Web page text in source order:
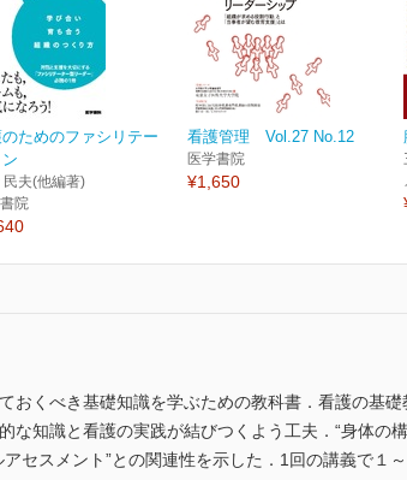
ためのファシリテー
民夫(他編著)
院
看護管理 Vol.27 No.12
医学書院
¥1,650
おくべき基礎知識を学ぶための教科書．看護の基
な知識と看護の実践が結びつくよう工夫．“身体の
セスメント”との関連性を示した．1回の講義で１